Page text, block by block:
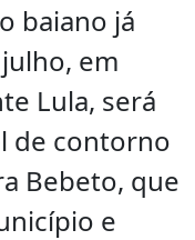
baiano já
em
Lula, será
de contorno
Bebeto, que
e